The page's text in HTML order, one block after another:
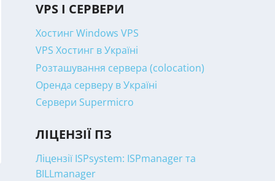
VPS І СЕРВЕРИ
Хостинг Windows VPS
VPS Хостинг в Україні
Розташування сервера (colocation)
Оренда серверу в Україні
Сервери Supermicro
ЛІЦЕНЗІЇ ПЗ
Ліцензії ISPsystem: ISPmanager та
BILLmanager